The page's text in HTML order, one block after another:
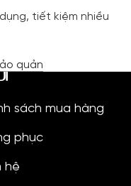
tiết kiệm nhiều
quản
sách mua hàng
phục
hệ